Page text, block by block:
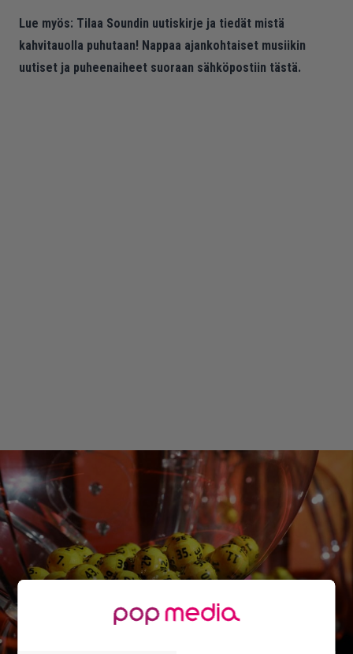
Lue myös: Tilaa Soundin uutiskirje ja tiedät mistä
kahvitauolla puhutaan! Nappaa ajankohtaiset musiikin
uutiset ja puheenaiheet suoraan sähköpostiin tästä.